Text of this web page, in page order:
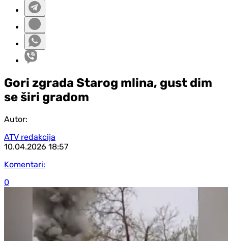
Gori zgrada Starog mlina, gust dim
se širi gradom
Autor:
ATV redakcija
10.04.2026 18:57
Komentari:
0